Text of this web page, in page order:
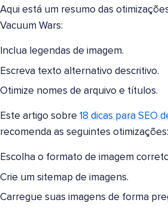
Aqui está um resumo das
Vacuum Wars:
Inclua legendas de imagem.
Escreva texto alternativo descritivo.
Otimize nomes de arquivo e títulos.
Este artigo sobre 18 dicas para SEO
recomenda as seguintes otimizações:
Escolha o formato de imagem
Crie um sitemap de imagens.
Carregue suas imagens de forma